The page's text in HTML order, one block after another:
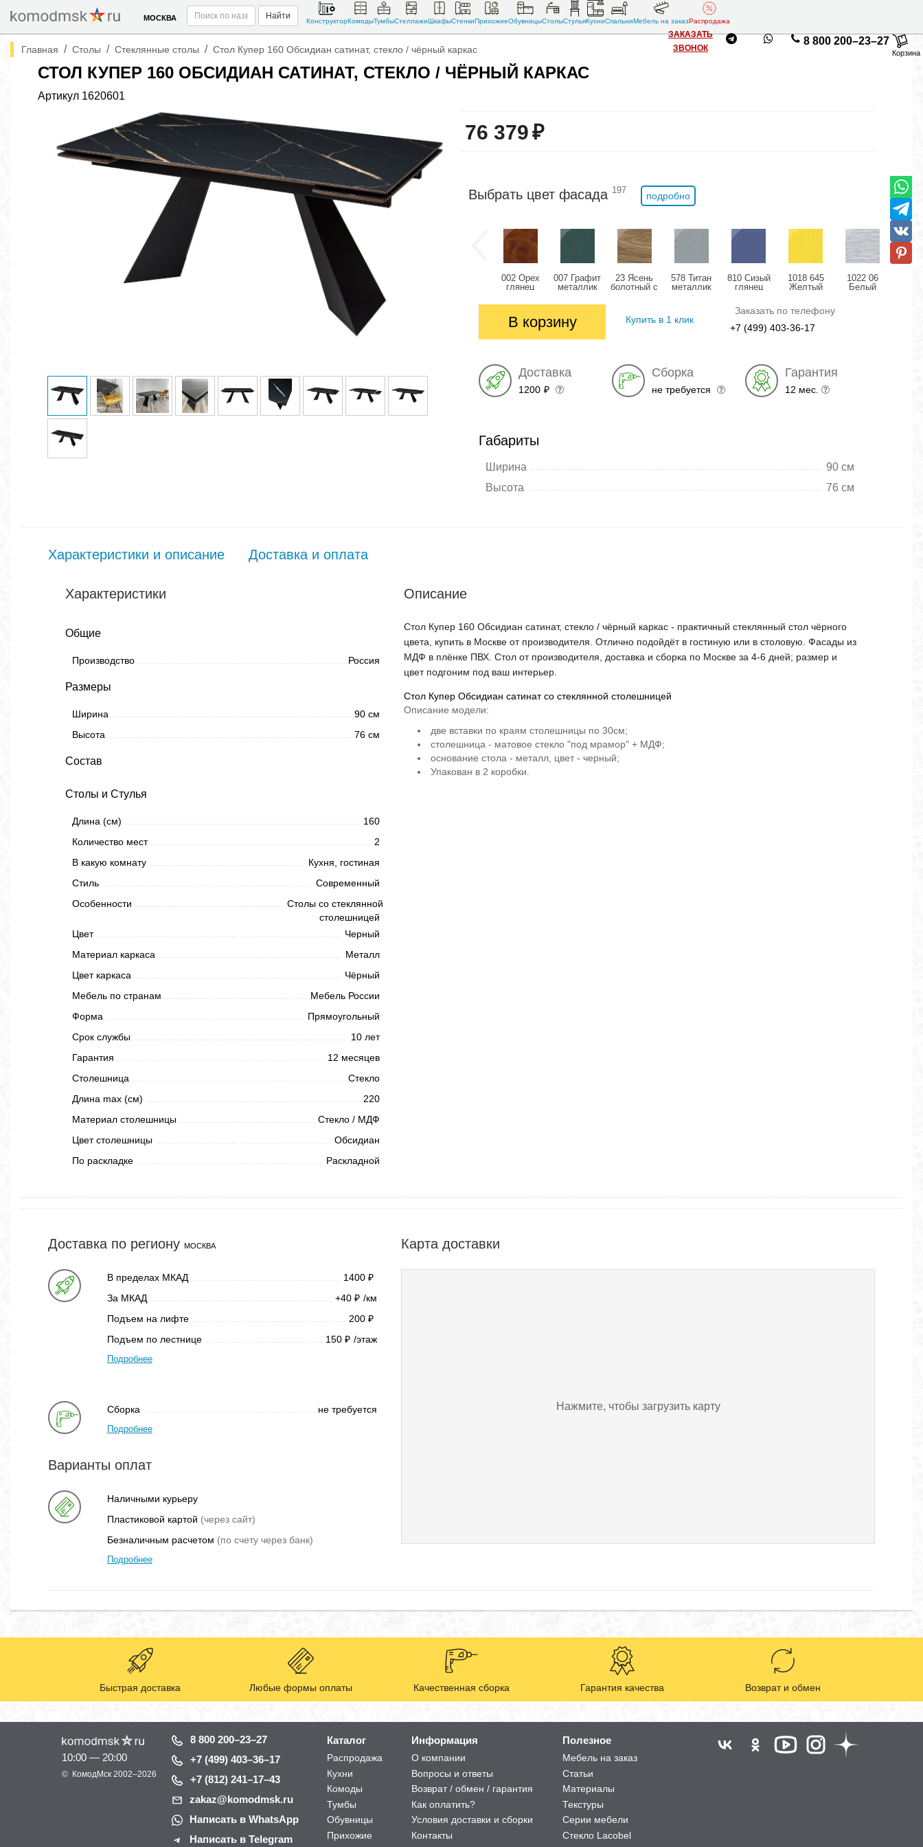
МОСКВА Найти
КонструкторКомодыТумбыСтеллажиШкафыСтенкиПрихожиеОбувницыСтолыСтульяКухниСпальниМебель на заказРаспродажа
ЗАКАЗАТЬ
ЗВОНОК
8 800 200–23–27
Корзина
Главная / Столы / Стеклянные столы / Стол Купер 160 Обсидиан сатинат, стекло / чёрный каркас
СТОЛ КУПЕР 160 ОБСИДИАН САТИНАТ, СТЕКЛО / ЧЁРНЫЙ КАРКАС
Артикул 1620601
76 379₽
Выбрать цвет фасада 197
подробно
002 Орех
глянец
007 Графит
металлик
23 Ясень
болотный с
578 Титан
металлик
810 Сизый
глянец
1018 645
Желтый
глянец
1022 06
Белый
В корзину Купить в 1 клик
Заказать по телефону
+7 (499) 403-36-17
Доставка
1200 ₽
Сборка
не требуется
Гарантия
12 мес.
Габариты
Ширина
90 см
Высота
76 см
Характеристики и описание Доставка и оплата
Характеристики
Общие
Производство Россия
Размеры
Ширина
90 см
Высота
76 см
Состав
Столы и Стулья
Длина (см)
160
Количество мест
2
В какую комнату
Кухня, гостиная
Стиль
Современный
Особенности
Столы со стеклянной
столешницей
Цвет
Черный
Материал каркаса
Металл
Цвет каркаса
Чёрный
Мебель по странам
Мебель России
Форма
Прямоугольный
Срок службы
10 лет
Гарантия
12 месяцев
Столешница
Стекло
Длина max (см)
220
Материал столешницы
Стекло / МДФ
Цвет столешницы
Обсидиан
По раскладке
Раскладной
Описание
Стол Купер 160 Обсидиан сатинат, стекло / чёрный каркас - практичный стеклянный стол чёрного
цвета, купить в Москве от производителя. Отлично подойдёт в гостиную или в столовую. Фасады из
МДФ в плёнке ПВХ. Стол от производителя, доставка и сборка по Москве за 4-6 дней; размер и
цвет подгоним под ваш интерьер.
Стол Купер Обсидиан сатинат со стеклянной столешницей
Описание модели:
две вставки по краям столешницы по 30см;
столешница - матовое стекло "под мрамор" + МДФ;
основание стола - металл, цвет - черный;
Упакован в 2 коробки.
Доставка по региону МОСКВА
В пределах МКАД 1400 ₽
За МКАД +40 ₽ /км
Подъем на лифте
200 ₽
Подъем по лестнице 150 ₽ /этаж
Подробнее
Сборка не требуется
Подробнее
Варианты оплат
Наличными курьеру
Пластиковой картой (через сайт)
Безналичным расчетом (по счету через банк)
Подробнее
Карта доставки
Нажмите, чтобы загрузить карту
Быстрая доставка Любые формы оплаты Качественная сборка Гарантия качества Возврат и обмен
10:00 — 20:00
© КомодМск 2002–2026
8 800 200–23–27
+7 (499) 403–36–17
+7 (812) 241–17–43
zakaz@komodmsk.ru
Написать в WhatsApp
Написать в Telegram
Каталог
Распродажа
Кухни
Комоды
Тумбы
Обувницы
Прихожие
Информация
О компании
Вопросы и ответы
Возврат / обмен / гарантия
Как оплатить?
Условия доставки и сборки
Контакты
Полезное
Мебель на заказ
Статьи
Материалы
Текстуры
Серии мебели
Стекло Lacobel